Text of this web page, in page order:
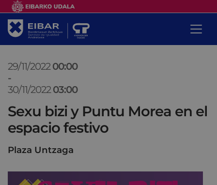
29/11/202200:00
-
30/11/202203:00
Sexu bizi y Puntu Morea en el
espacio festivo
Plaza Untzaga